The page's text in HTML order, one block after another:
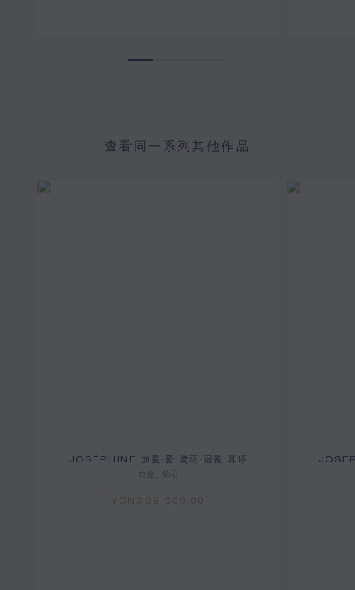
查看同一系列其他作品
JOSÉPHINE 加冕·爱 鹭羽·冠冕 耳环
白金、钻石
¥CN398,000.00